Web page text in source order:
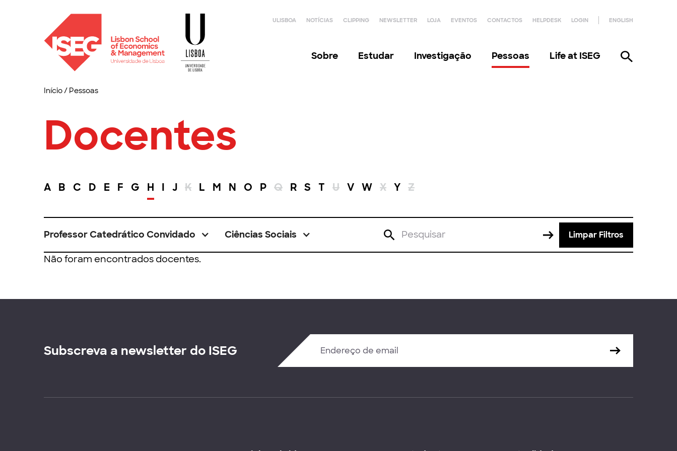
ULISBOA NOTÍCIAS CLIPPING NEWSLETTER LOJA EVENTOS CONTACTOS HELPDESK LOGIN ENGLISH
Sobre Estudar Investigação Pessoas Life at ISEG
Início/ Pessoas
Docentes
A B C D E F G H I J K L M N O P Q R S T U V W X Y Z
Professor Catedrático Convidado Ciências Sociais Limpar Filtros
Não foram encontrados docentes.
Subscreva a newsletter do ISEG